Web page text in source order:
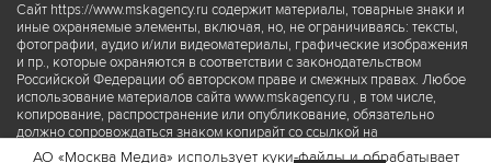
Сайт https://www.mskagency.ru содержит материалы, товарные знаки и
иные охраняемые элементы, включая, но, не ограничиваясь: тексты,
фотографии, аудио и/или видеоматериалы, графические изображения
и пр., которые охраняются в соответствии с законодательством
Российской Федерации об авторском праве и смежных правах. Любое
использование материалов сайта www.mskagency.ru , в том числе,
копирование, распространение или опубликование, обязательно
должно сопровождаться знаком копирайт со ссылкой на
правообладателя © АО «Москва Медиа», а также гиперссылкой на сайт
АО «Москва Медиа» использует куки-файлы и обрабатывает